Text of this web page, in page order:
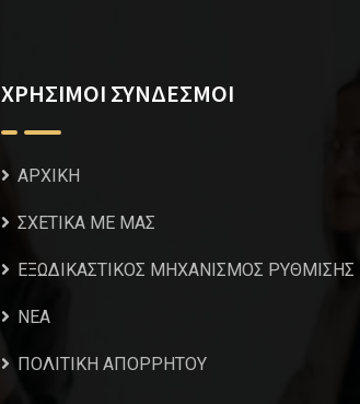
ΧΡΗΣΙΜΟΙ ΣΥΝΔΕΣΜΟΙ
ΑΡΧΙΚΗ
ΣΧΕΤΙΚΑ ΜΕ ΜΑΣ
ΕΞΩΔΙΚΑΣΤΙΚΟΣ ΜΗΧΑΝΙΣΜΟΣ ΡΥΘΜΙΣΗΣ
NEA
ΠΟΛΙΤΙΚΗ ΑΠΟΡΡΗΤΟΥ